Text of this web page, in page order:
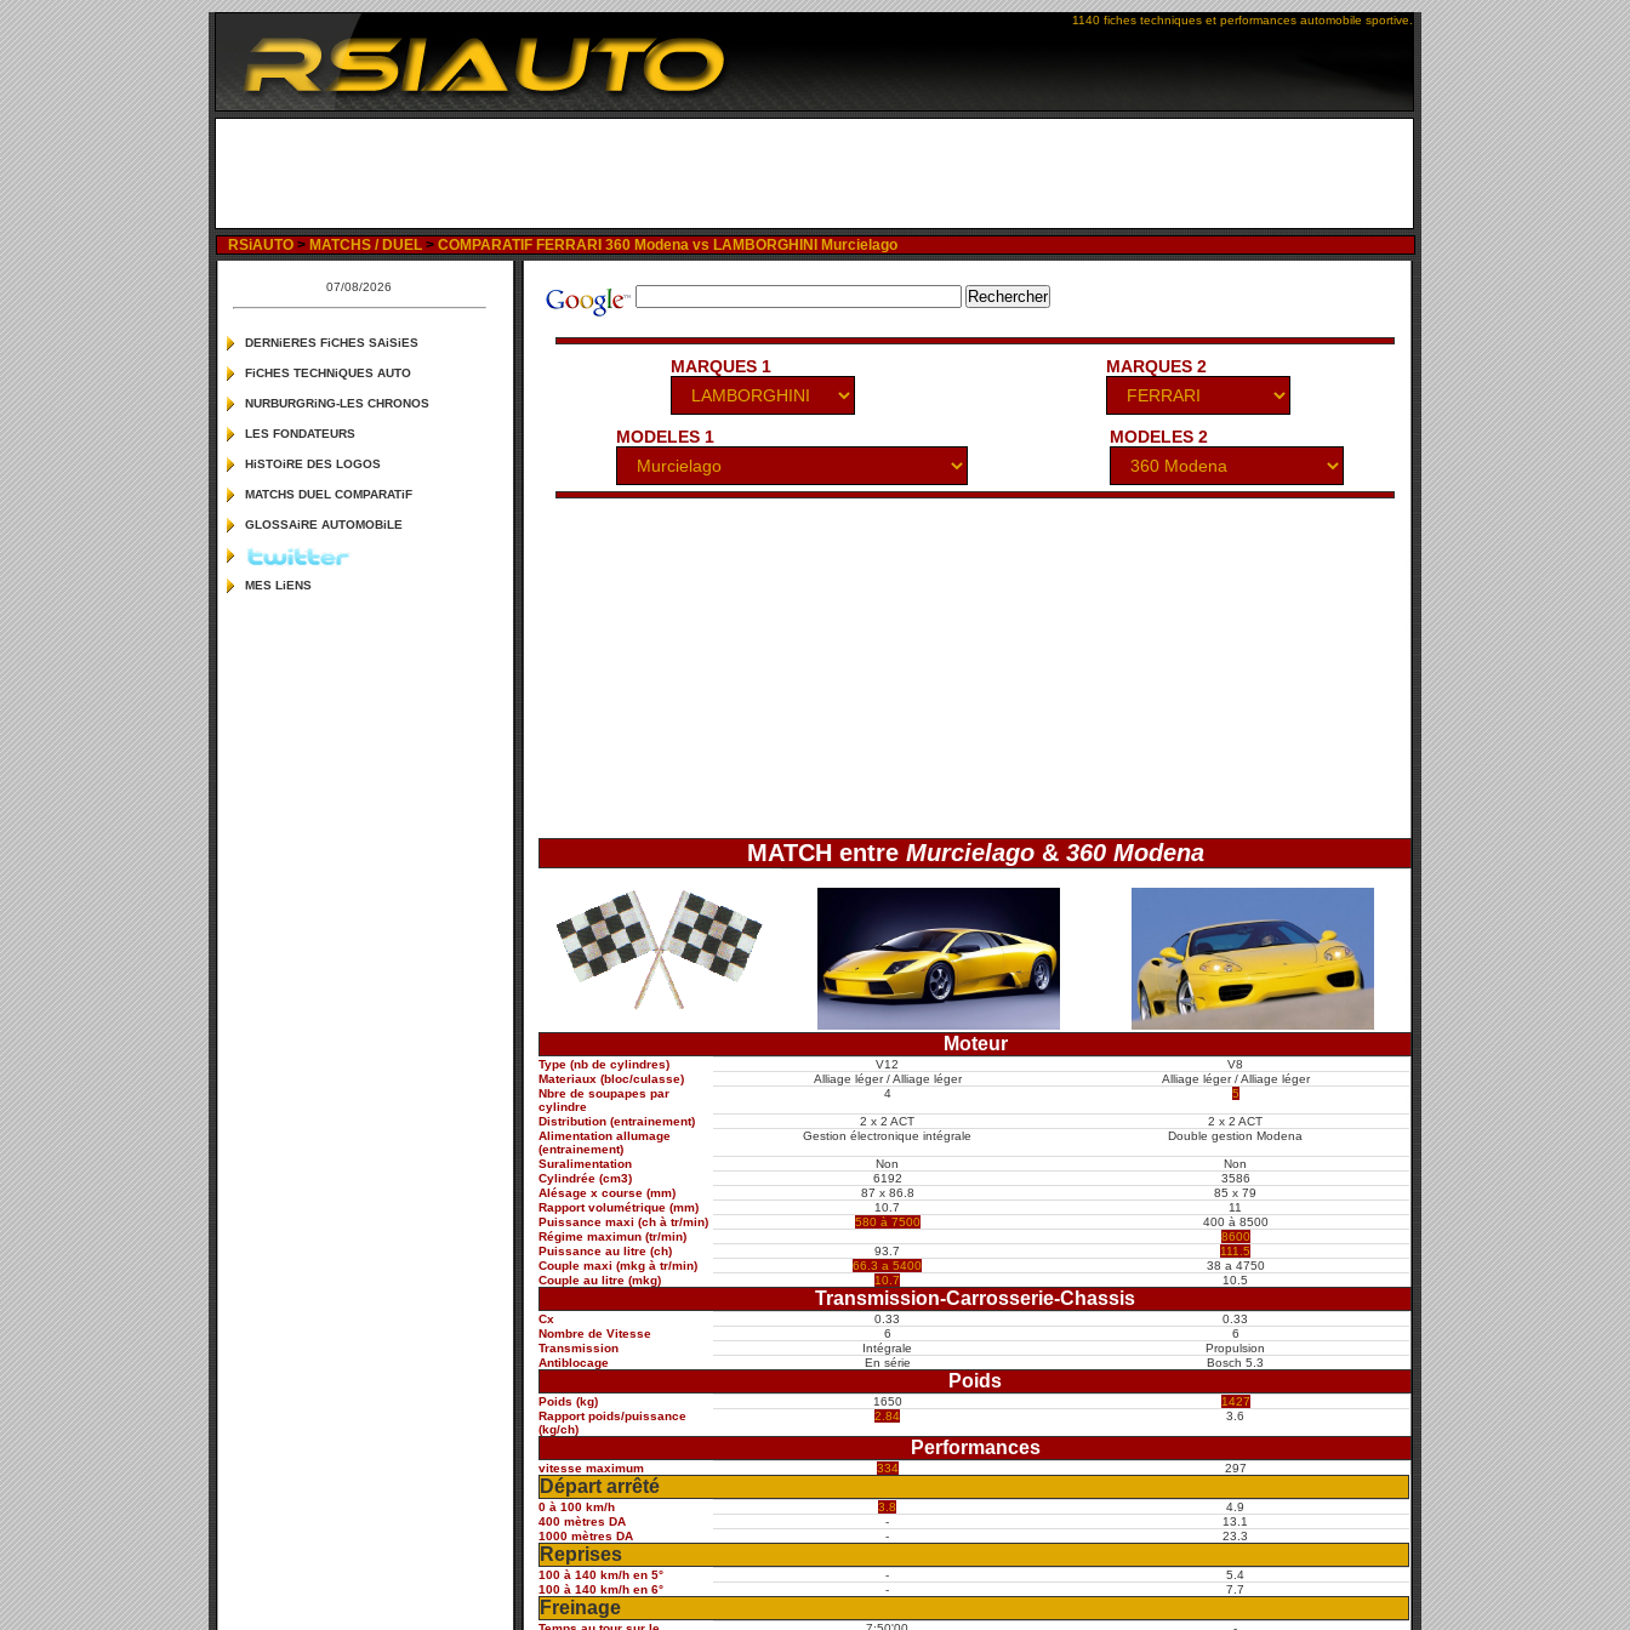
1140 fiches techniques et performances automobile sportive.
RSiAUTO > MATCHS / DUEL > COMPARATIF FERRARI 360 Modena vs LAMBORGHINI Murcielago
MARQUES 1 MARQUES 2
MODELES 1 MODELES 2
MATCH entre Murcielago& 360 Modena
Moteur
Type (nb de cylindres) V12
V8
Materiaux (bloc/culasse)
Alliage léger / Alliage léger
Alliage léger / Alliage léger
Nbre de soupapes par
cylindre
4 5
Distribution (entrainement) 2 x 2 ACT
2 x 2 ACT
Alimentation allumage
(entrainement)
Gestion électronique intégrale Double gestion Modena
Suralimentation Non
Non
Cylindrée (cm3)
6192
3586
Alésage x course (mm)
87 x 86.8
85 x 79
Rapport volumétrique (mm)
10.7
11
Puissance maxi (ch à tr/min)
580 à 7500
400 à 8500
Régime maximun (tr/min)
8600
Puissance au litre (ch)
93.7
111.5
Couple maxi (mkg à tr/min)
66.3 a 5400
38 a 4750
Couple au litre (mkg)
10.7 10.5
Transmission-Carrosserie-Chassis
Cx 0.33
0.33
Nombre de Vitesse
6
6
Transmission
Intégrale
Propulsion
Antiblocage
En série Bosch 5.3
Poids
Poids (kg) 1650
1427
Rapport poids/puissance
(kg/ch)
2.84 3.6
Performances
vitesse maximum 334 297
Départ arrêté
0 à 100 km/h 3.8
4.9
400 mètres DA
-
13.1
1000 mètres DA
- 23.3
Reprises
100 à 140 km/h en 5° -
5.4
100 à 140 km/h en 6°
- 7.7
Freinage
07/08/2026
DERNiERES FiCHES SAiSiES
FiCHES TECHNiQUES AUTO
NURBURGRiNG-LES CHRONOS
LES FONDATEURS
HiSTOiRE DES LOGOS
MATCHS DUEL COMPARATiF
GLOSSAiRE AUTOMOBiLE
MES LiENS